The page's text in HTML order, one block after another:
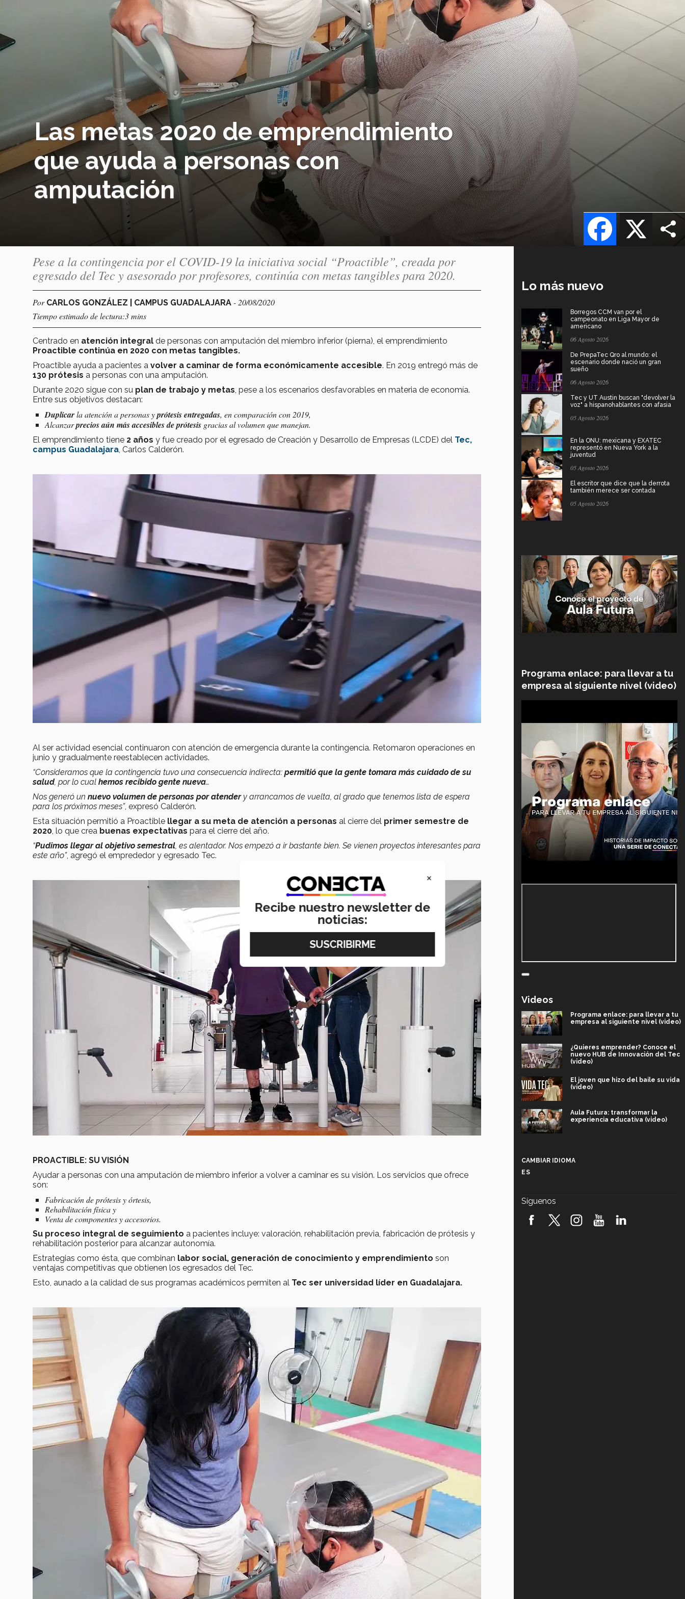
Las metas 2020 de emprendimiento
que ayuda a personas con
amputación
X
Facebook
Pese a la contingencia por el COVID-19 la iniciativa social “Proactible”, creada por
egresado del Tec y asesorado por profesores, continúa con metas tangibles para 2020.
Por CARLOS GONZÁLEZ | CAMPUS GUADALAJARA - 20/08/2020
Tiempo estimado de lectura:3 mins
Centrado en atención integral de personas con amputación del miembro inferior (pierna), el emprendimiento
Proactible continúa en 2020 con metas tangibles.
Proactible ayuda a pacientes a volver a caminar de forma económicamente accesible. En 2019 entregó más de
130 prótesis a personas con una amputación.
Durante 2020 sigue con su plan de trabajo y metas , pese a los escenarios desfavorables en materia de economía.
Entre sus objetivos destacan:
Duplicarla atención a personas yprótesis entregadas, en comparación con 2019,
Alcanzarprecios aún más accesiblesde prótesis gracias al volumen que manejan.
El emprendimiento tiene 2 años y fue creado por el egresado de Creación y Desarrollo de Empresas (LCDE) del Tec,
campus Guadalajara , Carlos Calderón.
Al ser actividad esencial continuaron con atención de emergencia durante la contingencia. Retomaron operaciones en
junio y gradualmente reestablecen actividades.
“Consideramos que la contingencia tuvo una consecuencia indirecta: permitió que la gente tomara más cuidado de su
salud, por lo cual hemos recibido gente nueva…
Nos generó un nuevo volumen de personas por atendery arrancamos de vuelta, al grado que tenemos lista de espera
para los próximos meses”, expresó Calderón.
Esta situación permitió a Proactible llegar a su meta de atención a personas al cierre del primer semestre de
2020, lo que crea buenas expectativas para el cierre del año.
“Pudimos llegar al objetivo semestral, es alentador. Nos empezó a ir bastante bien. Se vienen proyectos interesantes para
este año”, agregó el emprededor y egresado Tec.
PROACTIBLE: SU VISIÓN
Ayudar a personas con una amputación de miembro inferior a volver a caminar es su visión. Los servicios que ofrece
son:
Fabricación de prótesis y órtesis,
Rehabilitación física y
Venta de componentes y accesorios.
Su proceso integral de seguimiento a pacientes incluye: valoración, rehabilitación previa, fabricación de prótesis y
rehabilitación posterior para alcanzar autonomía.
Estrategias como ésta, que combinan labor social, generación de conocimiento y emprendimiento son
ventajas competitivas que obtienen los egresados del Tec.
Esto, aunado a la calidad de sus programas académicos permiten al Tec ser universidad líder en Guadalajara.
Lo más nuevo
Borregos CCM van por el
campeonato en Liga Mayor de
americano
06 Agosto 2026
De PrepaTec Qro al mundo: el
escenario donde nació un gran
sueño
06 Agosto 2026
Tec y UT Austin buscan "devolver la
voz" a hispanohablantes con afasia
05 Agosto 2026
En la ONU: mexicana y EXATEC
representó en Nueva York a la
juventud
05 Agosto 2026
El escritor que dice que la derrota
también merece ser contada
05 Agosto 2026
Programa enlace: para llevar a tu
empresa al siguiente nivel (video)
Videos
Programa enlace: para llevar a tu
empresa al siguiente nivel (video)
¿Quieres emprender? Conoce el
nuevo HUB de Innovación del Tec
(video)
El joven que hizo del baile su vida
(video)
Aula Futura: transformar la
experiencia educativa (video)
robótica FIRST 2026! (video)
CAMBIAR IDIOMA
ES
Síguenos
×
Recibe nuestro newsletter de
noticias: